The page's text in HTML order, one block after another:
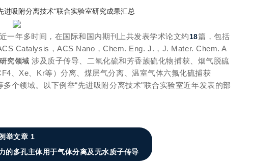
进吸附分离技术"联合实验室研究成果汇总
近一年多时间，在国际和国内期刊上共发表学术论文约18篇，包括
Catalysis，ACS Nano，Chem. Eng. J.，J. Mater. Chem. A
研究领域涉及质子传导、二氧化硫和芳香族硫化物捕获、烟气脱硫
、Xe、Kr等）分离、 煤层气分离、温室气体六氟化硫捕获
多个领域。以下例举“先进吸附分离技术"联合实验室近年发表的部
举文章 1
的多孔主体用于气体分离及无水质子传导